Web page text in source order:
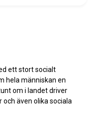
ett stort socialt
hela människan en
om i landet driver
även olika sociala